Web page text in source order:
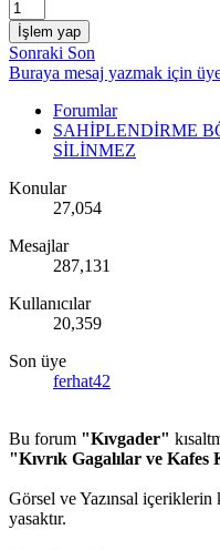
İşlem yap
Sonraki Son
Buraya mesaj yazmak için
Forumlar
SAHİPLENDİRME
SİLİNMEZ
Konular
27,054
Mesajlar
287,131
Kullanıcılar
20,359
Son üye
ferhat42
Bu forum "Kıvgader"
"Kıvrık Gagalılar ve
Görsel ve Yazınsal içeriklerin
yasaktır.